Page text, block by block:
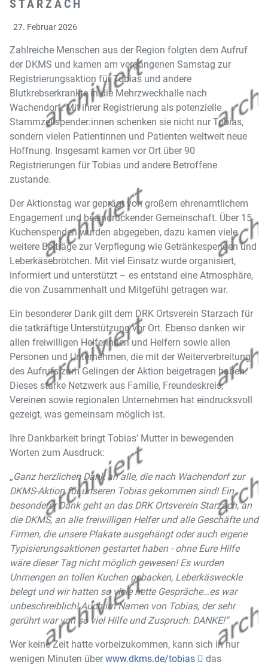
TARZACH
27. Februar 2026
Zahlreiche Menschen aus der Region folgten dem Aufruf
der DKMS und kamen am vergangenen Samstag zur
Registrierungsaktion für Tobias und andere
Blutkrebserkrankte in die Mehrzweckhalle nach
Wachendorf. Mit ihrer Registrierung als potenzielle
Stammzellspender:innen schenken sie nicht nur Tobias,
sondern vielen Patientinnen und Patienten weltweit neue
Hoffnung. Insgesamt kamen vor Ort über 90
Registrierungen für Tobias und andere Betroffene
zustande.
Der Aktionstag war geprägt von großem ehrenamtlichem
Engagement und beeindruckender Gemeinschaft. Über 15
Kuchenspenden wurden abgegeben, dazu kamen viele
weitere Beiträge zur Verpflegung wie Getränkespenden und
Leberkäsebrötchen. Mit viel Einsatz wurde organisiert,
informiert und unterstützt – es entstand eine Atmosphäre,
die von Zusammenhalt und Mitgefühl getragen war.
Ein besonderer Dank gilt dem DRK Ortsverein Starzach für
die tatkräftige Unterstützung vor Ort. Ebenso danken wir
allen freiwilligen Helferinnen und Helfern sowie allen
Personen und Unternehmen, die mit der Weiterverbreitung
des Aufrufs zum Gelingen der Aktion beigetragen haben.
Dieses starke Netzwerk aus Familie, Freundeskreis,
Vereinen sowie regionalen Unternehmen hat eindrucksvoll
gezeigt, was gemeinsam möglich ist.
Ihre Dankbarkeit bringt Tobias’ Mutter in bewegenden
Worten zum Ausdruck:
„Ganz herzlichen Dank an alle, die nach Wachendorf zur
DKMS-Aktion für unseren Tobias gekommen sind! Ein
besonderer Dank geht an das DRK Ortsverein Starzach, an
die DKMS, an alle freiwilligen Helfer und alle Geschäfte und
Firmen, die unsere Plakate ausgehängt oder auch eigene
Typisierungsaktionen gestartet haben - ohne Eure Hilfe
wäre dieser Tag nicht möglich gewesen! Es wurden
Unmengen an tollen Kuchen gebacken, Leberkäsweckle
belegt und wir hatten so viele nette Gespräche…es war
unbeschreiblich! Auch im Namen von Tobias, der sehr
gerührt war von so viel Hilfe und Zuspruch: DANKE!“
Wer keine Zeit hatte vorbeizukommen, kann sich in nur
wenigen Minuten überwww.dkms.de/tobias
das